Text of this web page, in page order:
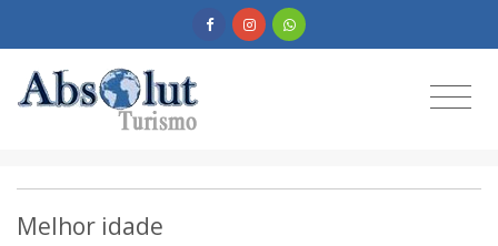
Melhor idade